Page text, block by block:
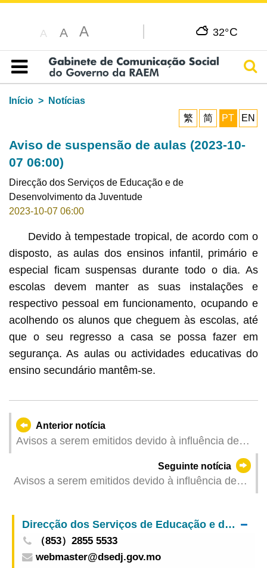
A A A 32°C
Índice
Início
Notícias
繁
简 PT EN
Aviso de suspensão de aulas (2023-10-
07 06:00)
Direcção dos Serviços de Educação e de
Desenvolvimento da Juventude
2023-10-07 06:00
Devido à tempestade tropical, de acordo com o
disposto, as aulas dos ensinos infantil, primário e
especial ficam suspensas durante todo o dia. As
escolas devem manter as suas instalações e
respectivo pessoal em funcionamento, ocupando e
acolhendo os alunos que cheguem às escolas, até
que o seu regresso a casa se possa fazer em
segurança. As aulas ou actividades educativas do
ensino secundário mantêm-se.
Anterior notícia
Avisos a serem emitidos devido à influência de
Seguinte notícia
Avisos a serem emitidos devido à influência de
Direcção dos Serviços de Educação e de Desenvolvimento da Juventude
（853）2855 5533
webmaster@dsedj.gov.mo